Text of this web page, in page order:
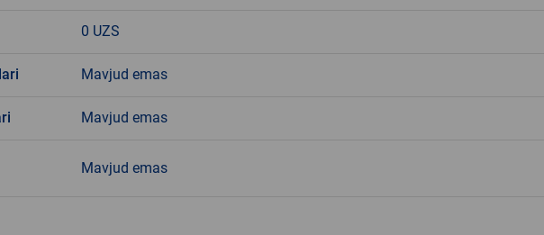
0 UZS
Mavjud emas
Mavjud emas
Mavjud emas